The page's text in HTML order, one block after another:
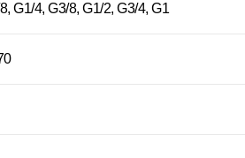
G1/4, G3/8, G1/2, G3/4, G1